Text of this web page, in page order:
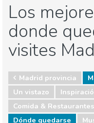
Los
donde
visites
Madrid provincia
Un vistazo
Comida & Restaurantes
Dónde quedarse